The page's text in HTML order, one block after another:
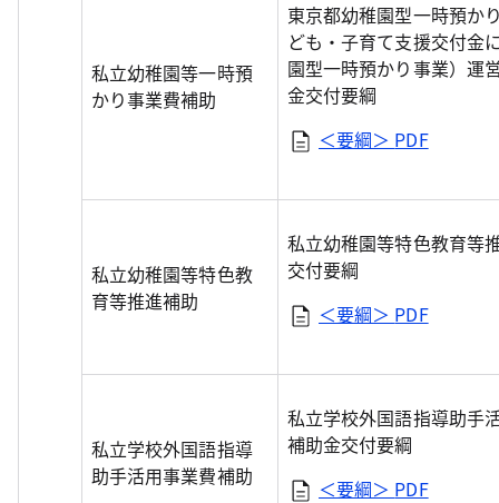
私立幼稚園等一時預
かり事業費補助
東京都幼稚園型一時預か
ども・子育て支援交付金
園型一時預かり事業）運
金交付要綱
＜要綱＞ PDF
私立幼稚園等特色教
育等推進補助
私立幼稚園等特色教育等
交付要綱
＜要綱＞ PDF
私立学校外国語指導
助手活用事業費補助
私立学校外国語指導助手
補助金交付要綱
＜要綱＞ PDF